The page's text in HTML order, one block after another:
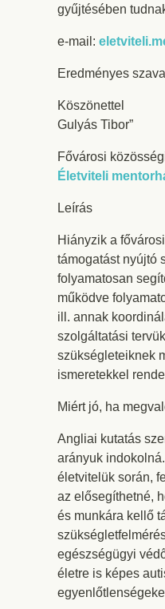
gyűjtésében
e-mail:
Eredményes
Köszönettel
Gulyás Tibor”
Fővárosi
Életviteli
Leírás
Hiányzik a
támogatást nyújtó
folyamatosan
működve
ill. annak
szolgáltatási
szükségleteiknek
ismeretekkel
Miért jó, ha
Angliai kutatás
arányuk
életvitelük során,
az elősegíthetné,
és munkára kellő
egészségügyi
életre is képes